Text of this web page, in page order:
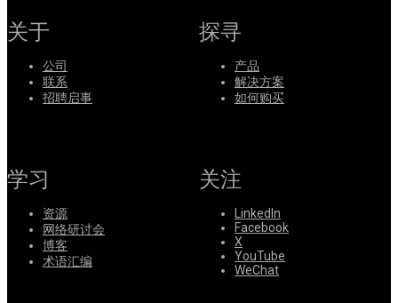
关于
公司
联系
招聘启事
探寻
产品
解决方案
如何购买
学习
资源
网络研讨会
博客
术语汇编
关注
LinkedIn
Facebook
X
YouTube
WeChat